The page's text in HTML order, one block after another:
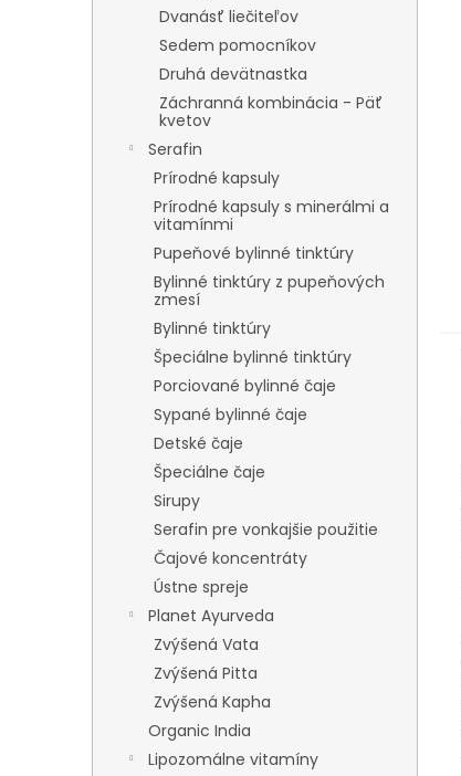
Dvanásť liečiteľov
Sedem pomocníkov
Druhá devätnastka
Záchranná kombinácia - Päť
kvetov
Serafin
Prírodné kapsuly
Prírodné kapsuly s minerálmi a
vitamínmi
Pupeňové bylinné tinktúry
Bylinné tinktúry z pupeňových
zmesí
Bylinné tinktúry
Špeciálne bylinné tinktúry
Porciované bylinné čaje
Sypané bylinné čaje
Detské čaje
Špeciálne čaje
Sirupy
Serafin pre vonkajšie použitie
Čajové koncentráty
Ústne spreje
Planet Ayurveda
Zvýšená Vata
Zvýšená Pitta
Zvýšená Kapha
Organic India
Lipozomálne vitamíny